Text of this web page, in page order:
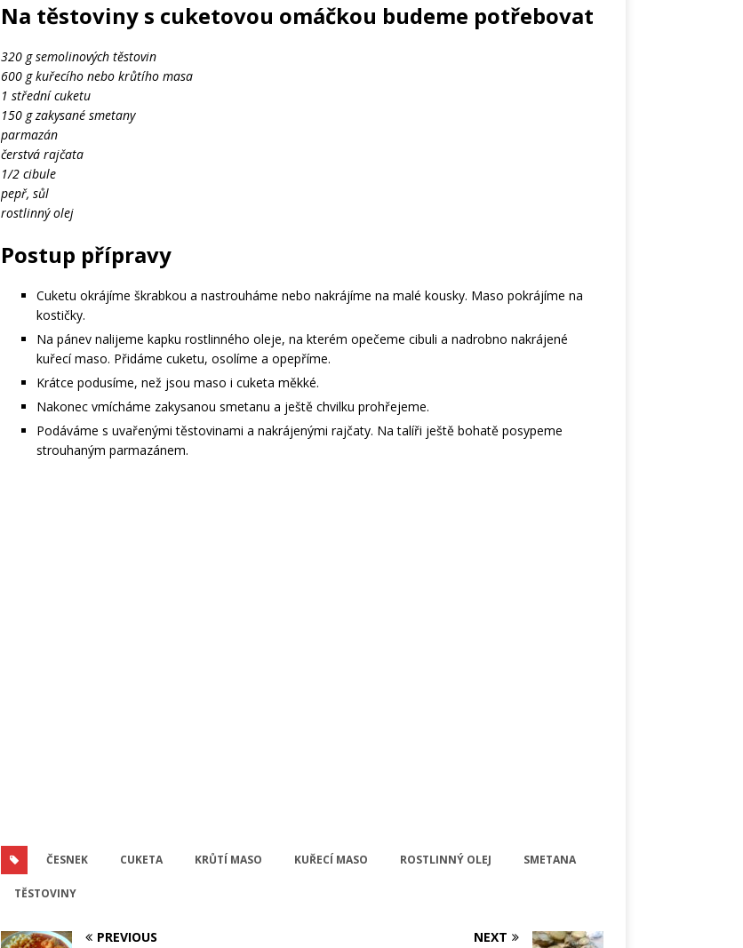
Na těstoviny s cuketovou omáčkou budeme potřebovat
320 g semolinových těstovin
600 g kuřecího nebo krůtího masa
1 střední cuketu
150 g zakysané smetany
parmazán
čerstvá rajčata
1/2 cibule
pepř, sůl
rostlinný olej
Postup přípravy
Cuketu okrájíme škrabkou a nastrouháme nebo nakrájíme na malé kousky. Maso pokrájíme na
kostičky.
Na pánev nalijeme kapku rostlinného oleje, na kterém opečeme cibuli a nadrobno nakrájené
kuřecí maso. Přidáme cuketu, osolíme a opepříme.
Krátce podusíme, než jsou maso i cuketa měkké.
Nakonec vmícháme zakysanou smetanu a ještě chvilku prohřejeme.
Podáváme s uvařenými těstovinami a nakrájenými rajčaty. Na talíři ještě bohatě posypeme
strouhaným parmazánem.
ČESNEK CUKETA KRŮTÍ MASO KUŘECÍ MASO ROSTLINNÝ OLEJ SMETANA
TĚSTOVINY
PREVIOUS NEXT